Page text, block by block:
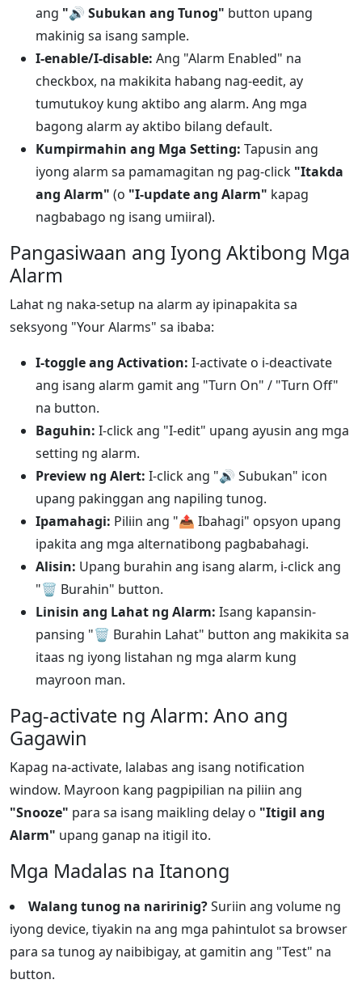
ang "🔊 Subukan ang Tunog" button upang
makinig sa isang sample.
I-enable/I-disable: Ang "Alarm Enabled" na
checkbox, na makikita habang nag-eedit, ay
tumutukoy kung aktibo ang alarm. Ang mga
bagong alarm ay aktibo bilang default.
Kumpirmahin ang Mga Setting: Tapusin ang
iyong alarm sa pamamagitan ng pag-click "Itakda
ang Alarm" (o "I-update ang Alarm" kapag
nagbabago ng isang umiiral).
Pangasiwaan ang Iyong Aktibong Mga
Alarm
Lahat ng naka-setup na alarm ay ipinapakita sa
seksyong "Your Alarms" sa ibaba:
I-toggle ang Activation: I-activate o i-deactivate
ang isang alarm gamit ang "Turn On" / "Turn Off"
na button.
Baguhin: I-click ang "I-edit" upang ayusin ang mga
setting ng alarm.
Preview ng Alert: I-click ang "🔊 Subukan" icon
upang pakinggan ang napiling tunog.
Ipamahagi: Piliin ang "📤 Ibahagi" opsyon upang
ipakita ang mga alternatibong pagbabahagi.
Alisin: Upang burahin ang isang alarm, i-click ang
"🗑️ Burahin" button.
Linisin ang Lahat ng Alarm: Isang kapansin-
pansing "🗑️ Burahin Lahat" button ang makikita sa
itaas ng iyong listahan ng mga alarm kung
mayroon man.
Pag-activate ng Alarm: Ano ang
Gagawin
Kapag na-activate, lalabas ang isang notification
window. Mayroon kang pagpipilian na piliin ang
"Snooze" para sa isang maikling delay o "Itigil ang
Alarm" upang ganap na itigil ito.
Mga Madalas na Itanong
Walang tunog na naririnig?Suriin ang volume ng
iyong device, tiyakin na ang mga pahintulot sa browser
para sa tunog ay naibibigay, at gamitin ang "Test" na
button.